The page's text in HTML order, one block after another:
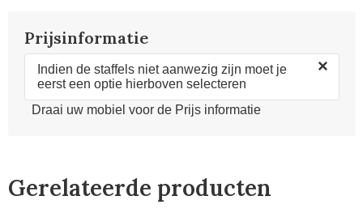
Prijsinformatie
Indien de staffels niet aanwezig zijn moet je
eerst een optie hierboven selecteren
×
Draai uw mobiel voor de Prijs informatie
Gerelateerde producten